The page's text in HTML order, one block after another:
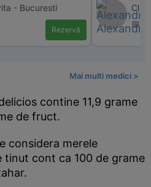
- Bucuresti
Rezervă
📅
Mai multi medici >
contine 11,9 grame
de fruct.
considera merele
tinut cont ca 100 de grame